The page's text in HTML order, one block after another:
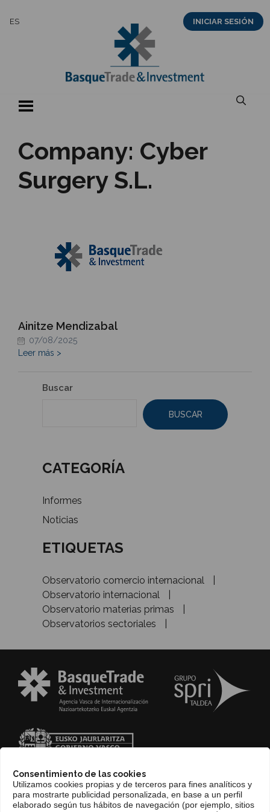
Consentimiento de las cookies
Utilizamos cookies propias y de terceros para fines analíticos y
para mostrarte publicidad personalizada, en base a un perfil
elaborado según tus hábitos de navegación (por ejemplo, sitios
ES INICIAR SESIÓN
Company: Cyber
Surgery S.L.
Ainitze Mendizabal
07/08/2025
Leer más >
Buscar
BUSCAR
CATEGORÍA
Informes
Noticias
ETIQUETAS
Observatorio comercio internacional
Observatorio internacional
Observatorio materias primas
Observatorios sectoriales